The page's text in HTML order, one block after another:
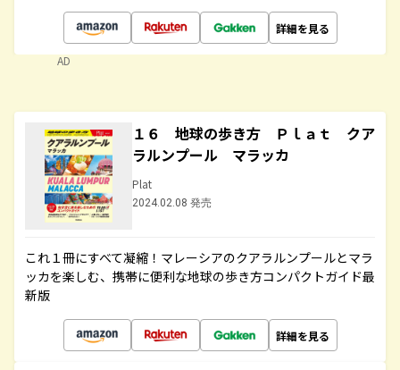
詳細を見る
AD
１６ 地球の歩き方 Ｐｌａｔ クア
ラルンプール マラッカ
Plat
2024.02.08 発売
これ１冊にすべて凝縮！マレーシアのクアラルンプールとマラ
ッカを楽しむ、携帯に便利な地球の歩き方コンパクトガイド最
新版
詳細を見る